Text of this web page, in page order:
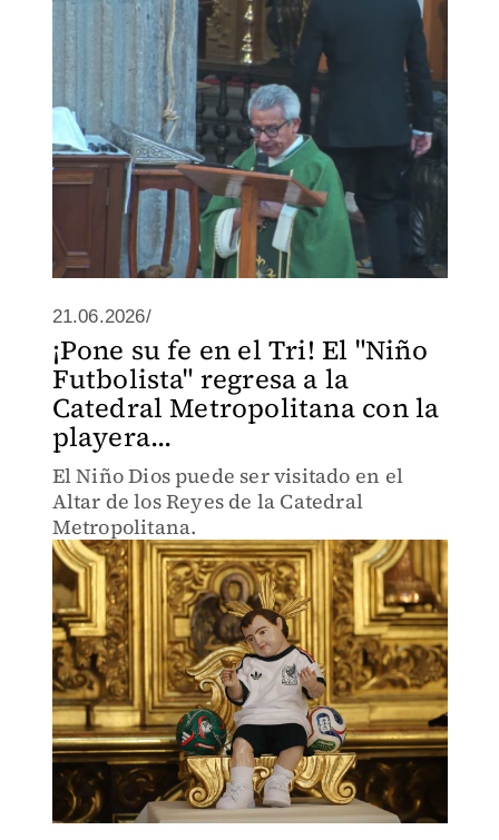
21.06.2026/
¡Pone su fe en el Tri! El "Niño
Futbolista" regresa a la
Catedral Metropolitana con la
playera...
El Niño Dios puede ser visitado en el
Altar de los Reyes de la Catedral
Metropolitana.